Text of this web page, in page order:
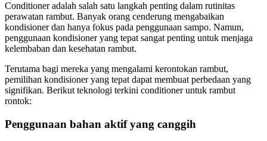
Conditioner adalah salah satu langkah penting dalam rutinitas
perawatan rambut. Banyak orang cenderung mengabaikan
kondisioner dan hanya fokus pada penggunaan sampo. Namun,
penggunaan kondisioner yang tepat sangat penting untuk menjaga
kelembaban dan kesehatan rambut.
Terutama bagi mereka yang mengalami kerontokan rambut,
pemilihan kondisioner yang tepat dapat membuat perbedaan yang
signifikan. Berikut teknologi terkini conditioner untuk rambut
rontok:
Penggunaan bahan aktif yang canggih